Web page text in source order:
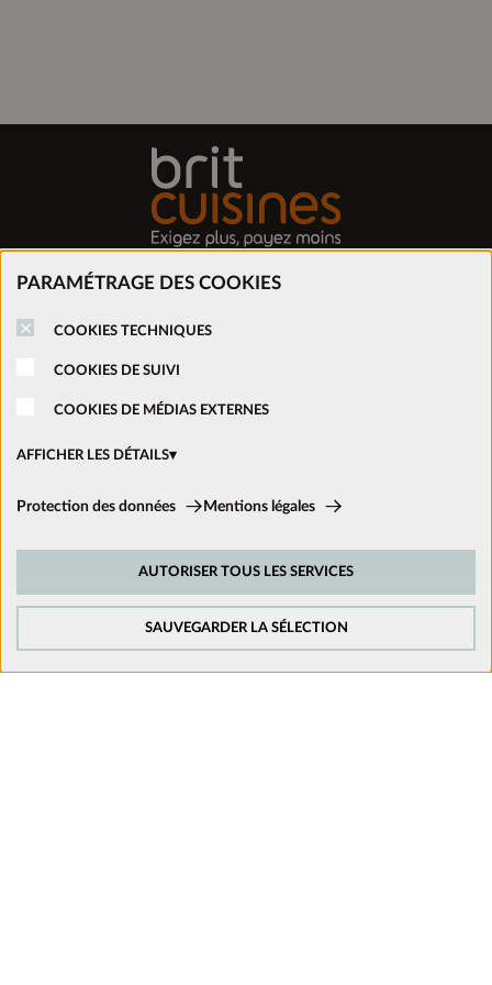
PARAMÉTRAGE DES COOKIES
COOKIES TECHNIQUES
COOKIES DE SUIVI
COOKIES DE MÉDIAS EXTERNES
AFFICHER LES DÉTAILS
Cookies techniques:
Afin d’améliorer constamment notre site web, nous analysons le
comportement de nos visiteurs. Pour cela, nous utilisons des cookies de
Protection des données Mentions légales
SAUVEGARDER LA SÉLECTION
AUTORISER TOUS LES SERVICES
Trouver mon magasin
Nous rejoindre
Nous suivre sur les réseaux